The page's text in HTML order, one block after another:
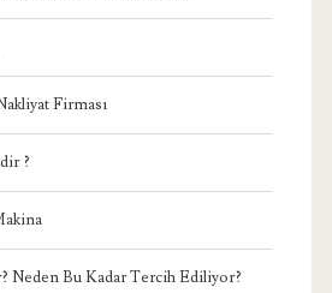
Firması
?
Neden Bu Kadar Tercih Ediliyor?